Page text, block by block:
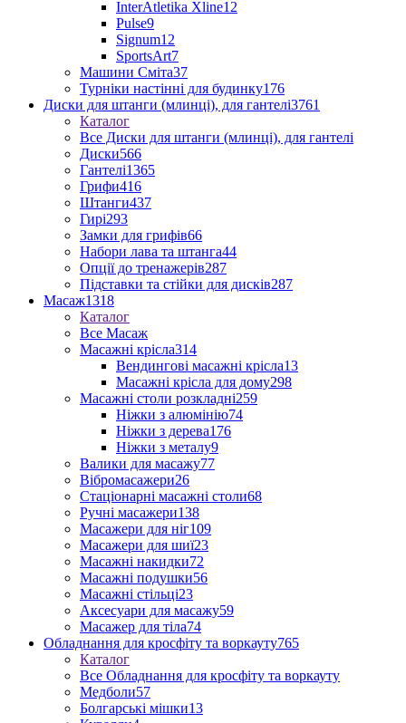
InterAtletika Xline12
Pulse9
Signum12
SportsArt7
Машини Сміта37
Турніки настінні для будинку176
Диски для штанги (млинці), для гантелі3761
Каталог
Все Диски для штанги (млинці), для гантелі
Диски566
Гантелі1365
Грифи416
Штанги437
Гирі293
Замки для грифів66
Набори лава та штанга44
Опції до тренажерів287
Підставки та стійки для дисків287
Масаж1318
Каталог
Все Масаж
Масажні крісла314
Вендингові масажні крісла13
Масажні крісла для дому298
Масажні столи розкладні259
Ніжки з алюмінію74
Ніжки з дерева176
Ніжки з металу9
Валики для масажу77
Вібромасажери26
Стаціонарні масажні столи68
Ручні масажери138
Масажери для ніг109
Масажери для шиї23
Масажні накидки72
Масажні подушки56
Масажні стільці23
Аксесуари для масажу59
Масажер для тіла74
Обладнання для кросфіту та воркауту765
Каталог
Все Обладнання для кросфіту та воркауту
Медболи57
Болгарські мішки13